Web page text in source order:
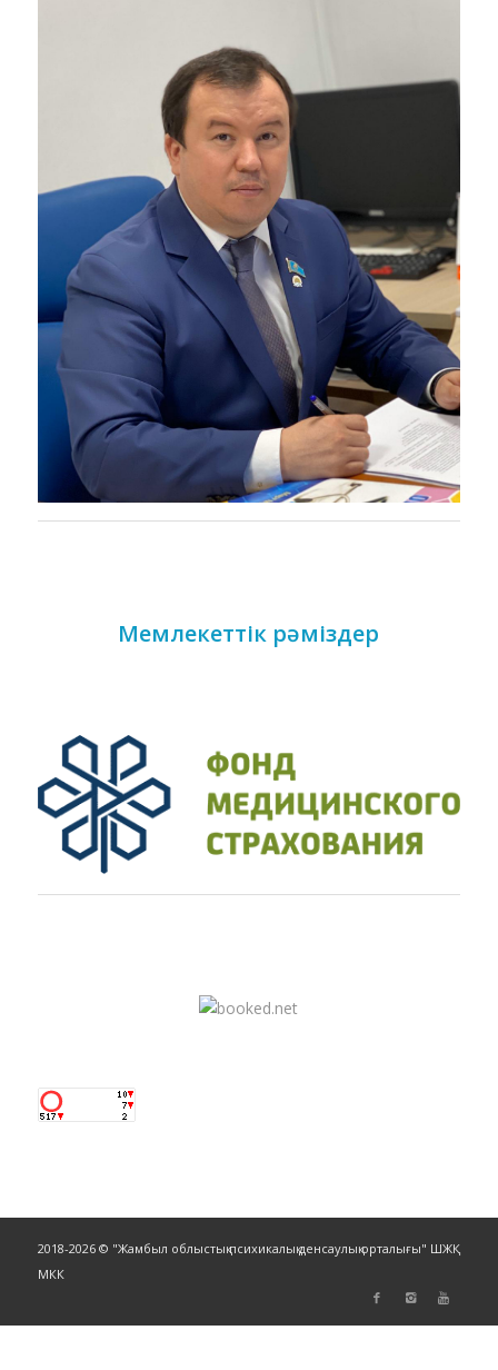
Мемлекеттік рәміздер
2018-2026 © "Жамбыл облыстық психикалық денсаулық орталығы" ШЖҚ
МКК